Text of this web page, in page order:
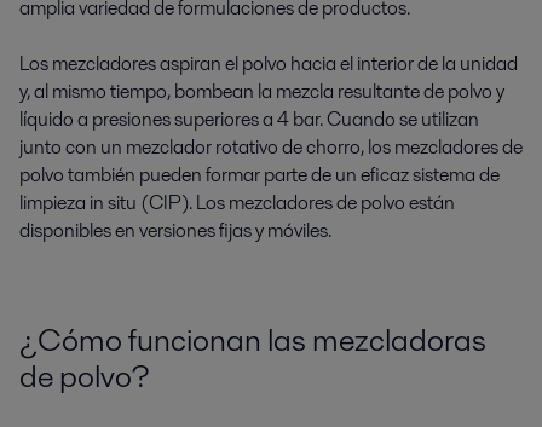
amplia variedad de formulaciones de productos.
Los mezcladores aspiran el polvo hacia el interior de la unidad
y, al mismo tiempo, bombean la mezcla resultante de polvo y
líquido a presiones superiores a 4 bar. Cuando se utilizan
junto con un mezclador rotativo de chorro, los mezcladores de
polvo también pueden formar parte de un eficaz sistema de
limpieza in situ (CIP). Los mezcladores de polvo están
disponibles en versiones fijas y móviles.
¿Cómo funcionan las mezcladoras
de polvo?